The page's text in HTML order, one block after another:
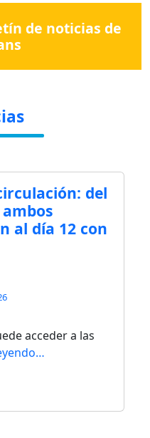
de noticias de
del
al día 12 con
acceder a las